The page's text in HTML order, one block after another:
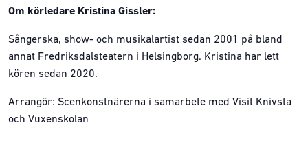
Om körledare Kristina Gissler:
Sångerska, show- och musikalartist sedan 2001 på bland
annat Fredriksdalsteatern i Helsingborg. Kristina har lett
kören sedan 2020.
Arrangör: Scenkonstnärerna i samarbete med Visit Knivsta
och Vuxenskolan